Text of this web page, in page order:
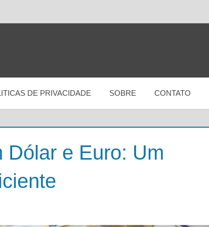
DE PRIVACIDADE SOBRE CONTATO
Dólar e Euro: Um